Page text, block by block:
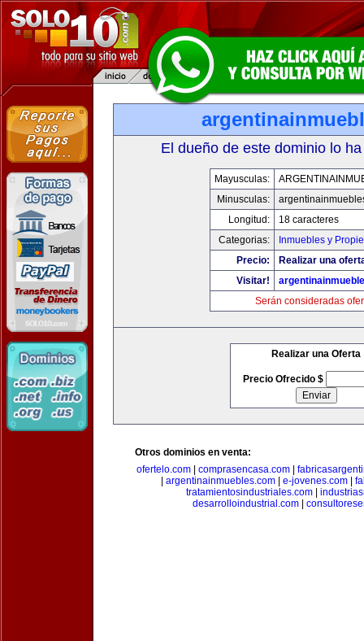
El dueño de este dominio lo
Mayusculas:
Minusculas:
Longitud:
18 caracteres
Categorias:
Inmuebles y
Precio:
Realizar una
Visitar!
Serán consideradas
Realizar una Oferta
Precio Ofrecido $
Otros dominios en venta:
ofertelo.com| comprasencasa.com|
argentinainmuebles.com| e-jovenes.com|
tratamientosindustriales.com
desarrolloindustrial.com